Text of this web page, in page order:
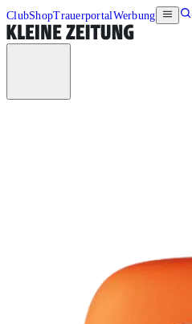
ClubShopTrauerportalWerbung